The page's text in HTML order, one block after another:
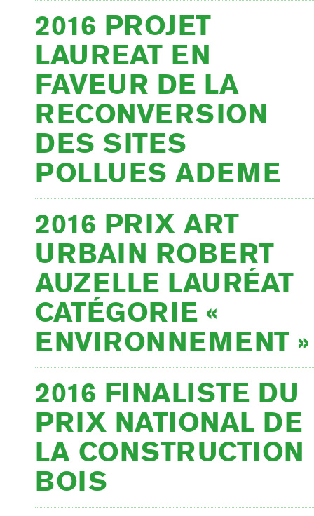
2016 PROJET
LAUREAT EN
FAVEUR DE LA
RECONVERSION
DES SITES
POLLUES ADEME
2016 PRIX ART
URBAIN ROBERT
AUZELLE LAURÉAT
CATÉGORIE «
ENVIRONNEMENT »
2016 FINALISTE DU
PRIX NATIONAL DE
LA CONSTRUCTION
BOIS